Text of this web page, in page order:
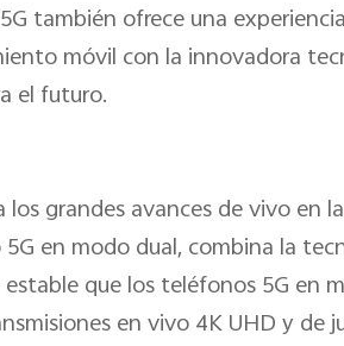
también ofrece una
móvil con la innovadora
el futuro.
los grandes avances de vivo
en modo dual, combina la
que los teléfonos 5G en
en vivo 4K UHD y de